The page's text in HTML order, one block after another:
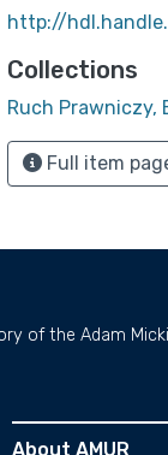
http://
Collections
Ruch Prawniczy,
Full item
of the Adam
About AMUR